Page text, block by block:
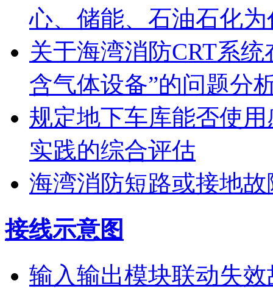
心、储能、石油石化
关于海湾消防CRT系
含气体设备”的问题分
规定地下车库能否使
实践的综合评估
海湾消防短路或接地
接线示意图
输入输出模块联动失效